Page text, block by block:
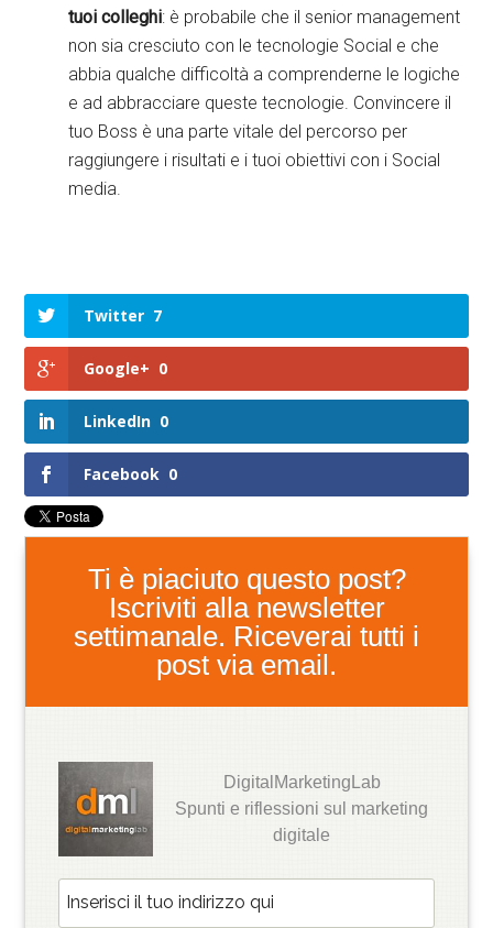
tuoi colleghi: è probabile che il senior management
non sia cresciuto con le tecnologie Social e che
abbia qualche difficoltà a comprenderne le logiche
e ad abbracciare queste tecnologie. Convincere il
tuo Boss è una parte vitale del percorso per
raggiungere i risultati e i tuoi obiettivi con i Social
media.
Twitter 7
Google+ 0
LinkedIn 0
Facebook 0
Ti è piaciuto questo post?
Iscriviti alla newsletter
settimanale. Riceverai tutti i
post via email.
DigitalMarketingLab
Spunti e riflessioni sul marketing
digitale